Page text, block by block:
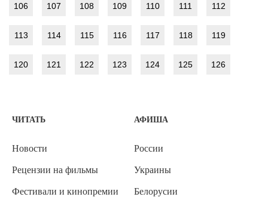
106 107 108 109 110 111 112
113 114 115 116 117 118 119
120 121 122 123 124 125 126
ЧИТАТЬ
Новости
Рецензии на фильмы
Фестивали и кинопремии
АФИША
России
Украины
Белорусии